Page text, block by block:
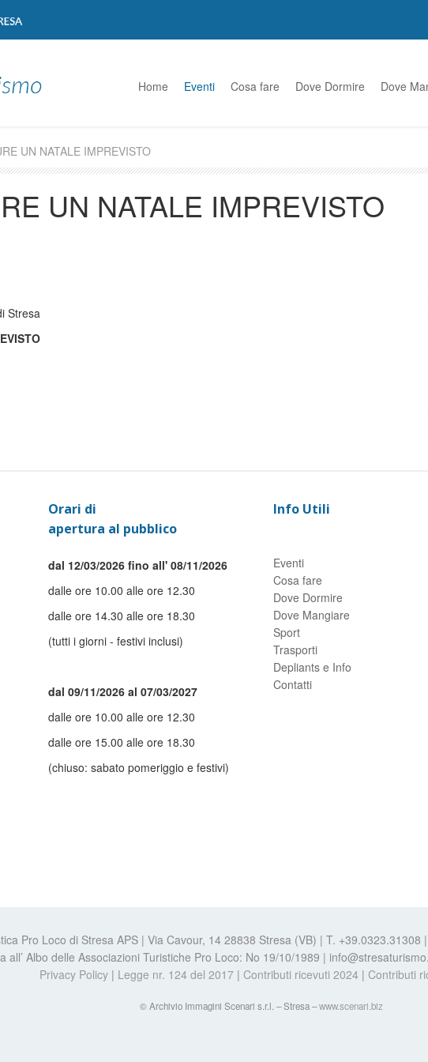
Home Eventi Cosa fare Dove Dormire Dove
UN NATALE IMPREVISTO
UN NATALE IMPREVISTO
Stresa
Orari di
apertura al pubblico
dal 12/03/2026 fino all' 08/11/2026
dalle ore 10.00 alle ore 12.30
dalle ore 14.30 alle ore 18.30
(tutti i giorni - festivi inclusi)
dal 09/11/2026 al 07/03/2027
dalle ore 10.00 alle ore 12.30
dalle ore 15.00 alle ore 18.30
(chiuso: sabato pomeriggio e festivi)
Info Utili
Eventi
Cosa fare
Dove Dormire
Dove Mangiare
Sport
Trasporti
Depliants e Info
Contatti
Pro Loco di Stresa APS | Via Cavour, 14 28838 Stresa (VB) | T.
all’ Albo delle Associazioni Turistiche Pro Loco: No 19/10/1989 |
Privacy Policy | Legge nr. 124 del 2017 | Contributi ricevuti 2024 | Contributi
© Archivio Immagini Scenari s.r.l. – Stresa –www.scenari.biz